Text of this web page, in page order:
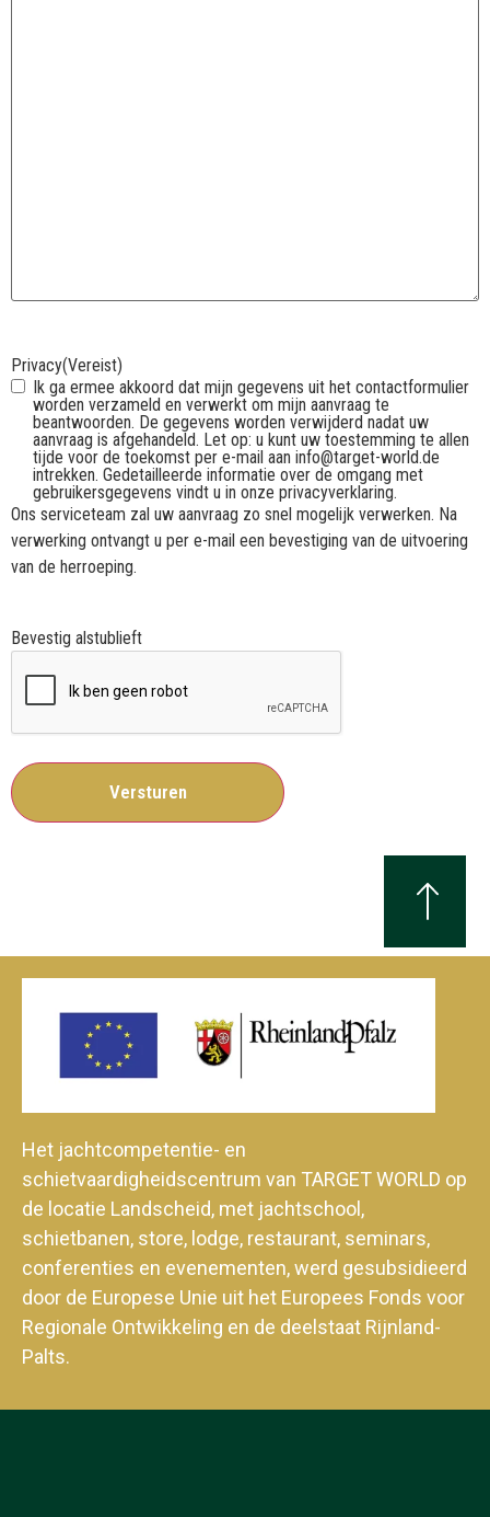
Privacy(Vereist)
Ik ga ermee akkoord dat mijn gegevens uit het contactformulier
worden verzameld en verwerkt om mijn aanvraag te
beantwoorden. De gegevens worden verwijderd nadat uw
aanvraag is afgehandeld. Let op: u kunt uw toestemming te allen
tijde voor de toekomst per e-mail aan info@target-world.de
intrekken. Gedetailleerde informatie over de omgang met
gebruikersgegevens vindt u in onze privacyverklaring.
Ons serviceteam zal uw aanvraag zo snel mogelijk verwerken. Na
verwerking ontvangt u per e-mail een bevestiging van de uitvoering
van de herroeping.
Bevestig alstublieft
Het jachtcompetentie- en
schietvaardigheidscentrum van TARGET WORLD op
de locatie Landscheid, met jachtschool,
schietbanen, store, lodge, restaurant, seminars,
conferenties en evenementen, werd gesubsidieerd
door de Europese Unie uit het Europees Fonds voor
Regionale Ontwikkeling en de deelstaat Rijnland-
Palts.